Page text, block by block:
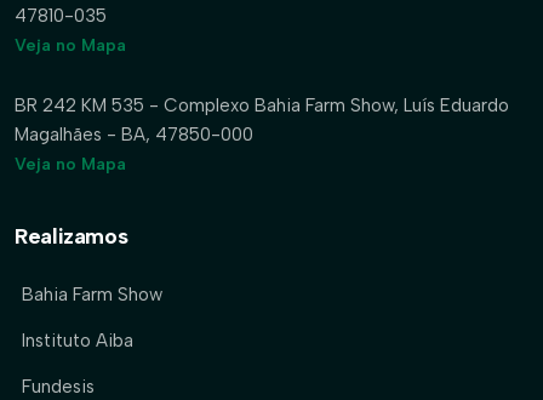
47810-035
Veja no Mapa
BR 242 KM 535 - Complexo Bahia Farm Show, Luís Eduardo
Magalhães - BA, 47850-000
Veja no Mapa
Realizamos
Bahia Farm Show
Instituto Aiba
Fundesis